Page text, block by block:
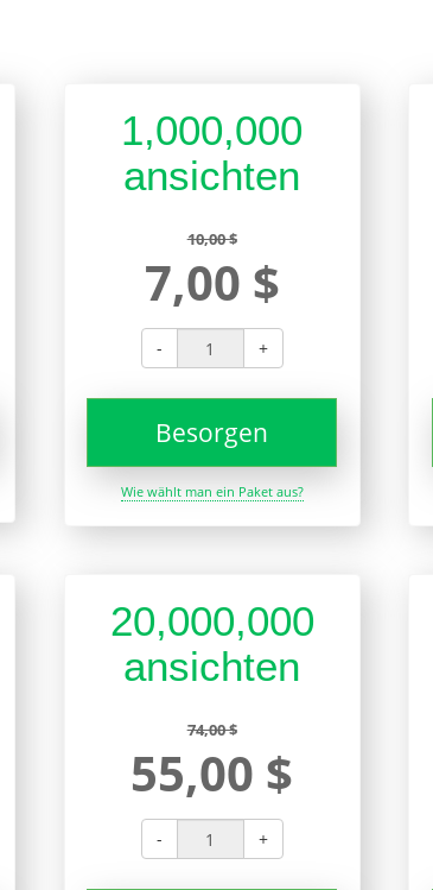
1,000,000
ansichten
10,00 $
7,00 $
- +
Besorgen
Wie wählt man ein Paket aus?
20,000,000
ansichten
74,00 $
55,00 $
- +